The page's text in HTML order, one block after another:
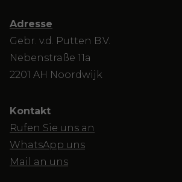
Adresse
Gebr. v.d. Putten B.V.
Nebenstraße 11a
2201 AH Noordwijk
Kontakt
Rufen Sie uns an
WhatsApp uns
Mail an uns